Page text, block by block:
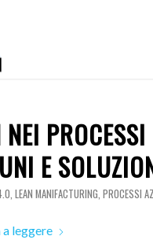
NEI
E
,LEAN MANIFACTURING,PROCESSI
leggere